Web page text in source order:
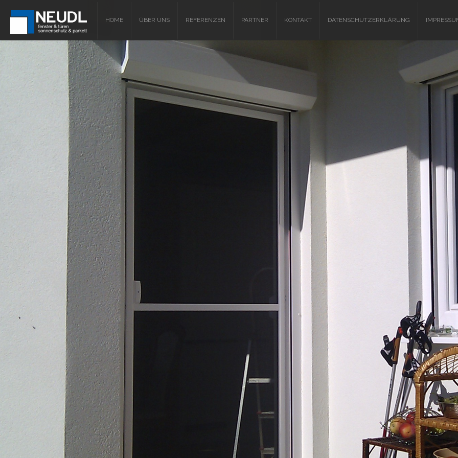
HOME ÜBER UNS REFERENZEN PARTNER KONTAKT DATENSCHUTZERKLÄRUNG